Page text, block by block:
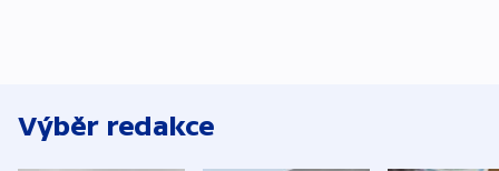
Výběr redakce